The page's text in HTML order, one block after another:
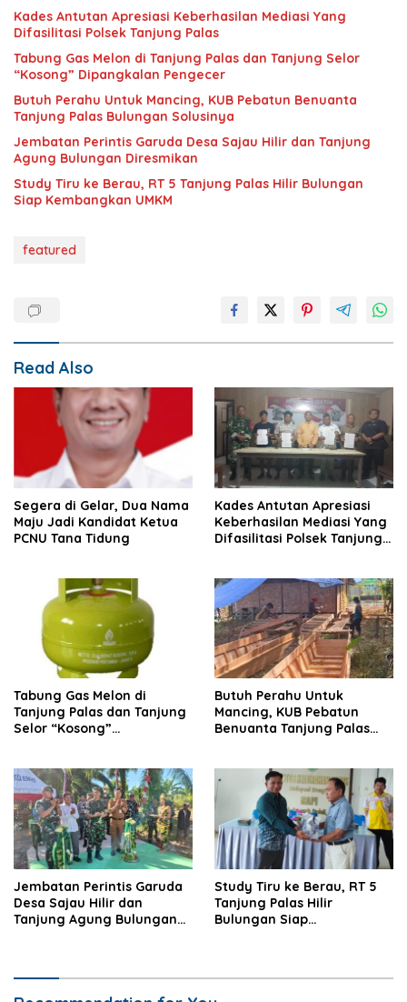
Kades Antutan Apresiasi Keberhasilan Mediasi Yang
Difasilitasi Polsek Tanjung Palas
Tabung Gas Melon di Tanjung Palas dan Tanjung Selor
“Kosong” Dipangkalan Pengecer
Butuh Perahu Untuk Mancing, KUB Pebatun Benuanta
Tanjung Palas Bulungan Solusinya
Jembatan Perintis Garuda Desa Sajau Hilir dan Tanjung
Agung Bulungan Diresmikan
Study Tiru ke Berau, RT 5 Tanjung Palas Hilir Bulungan
Siap Kembangkan UMKM
featured
Read Also
Segera di Gelar, Dua Nama
Maju Jadi Kandidat Ketua
PCNU Tana Tidung
Kades Antutan Apresiasi
Keberhasilan Mediasi Yang
Difasilitasi Polsek Tanjung
Tabung Gas Melon di
Tanjung Palas dan Tanjung
Selor “Kosong”
Butuh Perahu Untuk
Mancing, KUB Pebatun
Benuanta Tanjung Palas
Jembatan Perintis Garuda
Desa Sajau Hilir dan
Tanjung Agung Bulungan
Study Tiru ke Berau, RT 5
Tanjung Palas Hilir
Bulungan Siap